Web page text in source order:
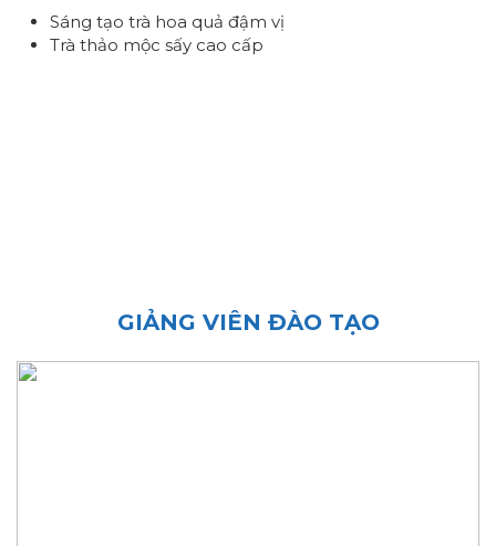
Sáng tạo trà hoa quả đậm vị
Trà thảo mộc sấy cao cấp
GIẢNG VIÊN ĐÀO TẠO